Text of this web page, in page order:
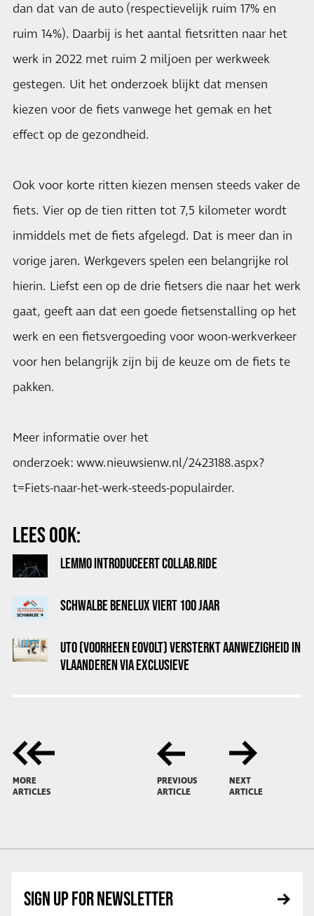
dan dat van de auto (respectievelijk ruim 17% en
ruim 14%). Daarbij is het aantal fietsritten naar het
werk in 2022 met ruim 2 miljoen per werkweek
gestegen. Uit het onderzoek blijkt dat mensen
kiezen voor de fiets vanwege het gemak en het
effect op de gezondheid.
Ook voor korte ritten kiezen mensen steeds vaker de
fiets. Vier op de tien ritten tot 7,5 kilometer wordt
inmiddels met de fiets afgelegd. Dat is meer dan in
vorige jaren. Werkgevers spelen een belangrijke rol
hierin. Liefst een op de drie fietsers die naar het werk
gaat, geeft aan dat een goede fietsenstalling op het
werk en een fietsvergoeding voor woon-werkverkeer
voor hen belangrijk zijn bij de keuze om de fiets te
pakken.
Meer informatie over het
onderzoek: www.nieuwsienw.nl/2423188.aspx?
t=Fiets-naar-het-werk-steeds-populairder.
LEES OOK:
LEMMO INTRODUCEERT COLLAB.RIDE
SCHWALBE BENELUX VIERT 100 JAAR
UTO (VOORHEEN EOVOLT) VERSTERKT AANWEZIGHEID IN
VLAANDEREN VIA EXCLUSIEVE
MORE
ARTICLES
PREVIOUS
ARTICLE
NEXT
ARTICLE
SIGN UP FOR NEWSLETTER